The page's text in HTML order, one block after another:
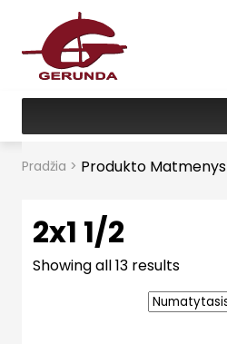
Pradžia > Produkto Matmenys
2x1 1/2
Showing all 13 results